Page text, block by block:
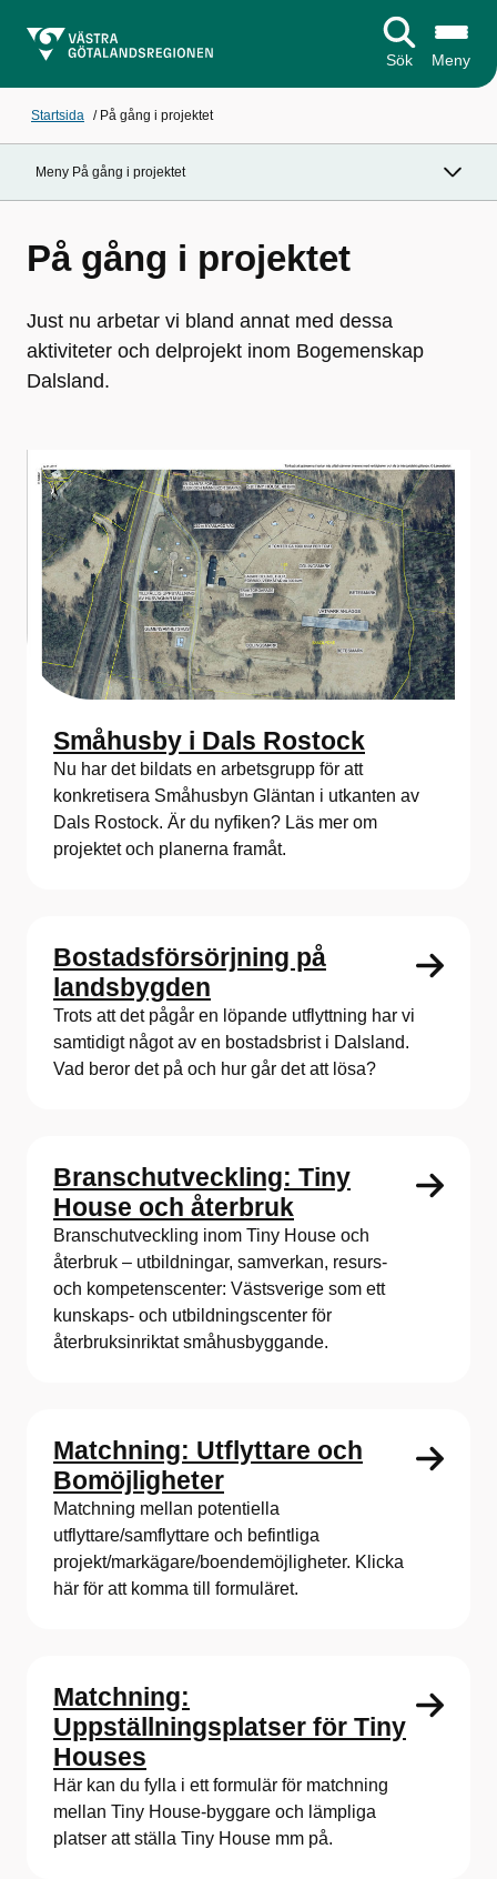
Sök Meny
Startsida / På gång i projektet
Meny På gång i projektet
På gång i projektet
Just nu arbetar vi bland annat med dessa
aktiviteter och delprojekt inom Bogemenskap
Dalsland.
Småhusby i Dals Rostock
Nu har det bildats en arbetsgrupp för att
konkretisera Småhusbyn Gläntan i utkanten av
Dals Rostock. Är du nyfiken? Läs mer om
projektet och planerna framåt.
Bostadsförsörjning på
landsbygden
Trots att det pågår en löpande utflyttning har vi
samtidigt något av en bostadsbrist i Dalsland.
Vad beror det på och hur går det att lösa?
Branschutveckling: Tiny
House och återbruk
Branschutveckling inom Tiny House och
återbruk – utbildningar, samverkan, resurs-
och kompetenscenter: Västsverige som ett
kunskaps- och utbildningscenter för
återbruksinriktat småhusbyggande.
Matchning: Utflyttare och
Bomöjligheter
Matchning mellan potentiella
utflyttare/samflyttare och befintliga
projekt/markägare/boendemöjligheter. Klicka
här för att komma till formuläret.
Matchning:
Uppställningsplatser för Tiny
Houses
Här kan du fylla i ett formulär för matchning
mellan Tiny House-byggare och lämpliga
platser att ställa Tiny House mm på.